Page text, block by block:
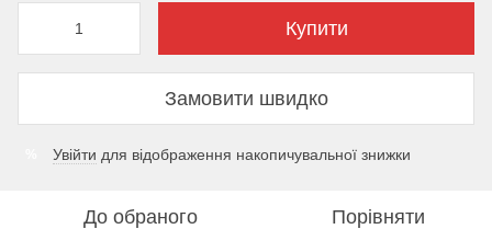
Купити
Замовити швидко
Увійти для відображення накопичувальної знижки
До обраного Порівняти